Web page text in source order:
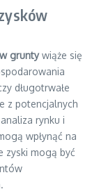
gruntywiąże się
długotrwałe
z potencjalnych
rynku i
wpłynąć na
zyski mogą być